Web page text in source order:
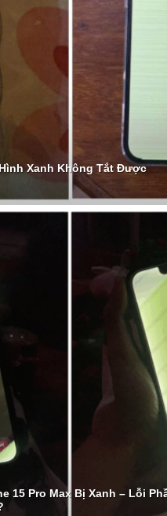
Xanh Không Tắt Được
15 Pro Max Bị Xanh – Lỗi